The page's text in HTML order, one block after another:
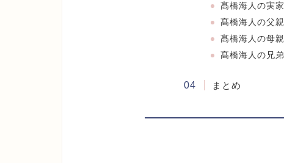
髙橋海人の実
髙橋海人の父
髙橋海人の母
髙橋海人の兄
まとめ